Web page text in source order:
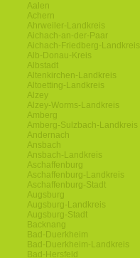
Aalen
Achern
Ahrweiler-Landkreis
Aichach-an-der-Paar
Aichach-Friedberg-Landkreis
Alb-Donau-Kreis
Albstadt
Altenkirchen-Landkreis
Altoetting-Landkreis
Alzey
Alzey-Worms-Landkreis
Amberg
Amberg-Sulzbach-Landkreis
Andernach
Ansbach
Ansbach-Landkreis
Aschaffenburg
Aschaffenburg-Landkreis
Aschaffenburg-Stadt
Augsburg
Augsburg-Landkreis
Augsburg-Stadt
Backnang
Bad-Duerkheim
Bad-Duerkheim-Landkreis
Bad-Hersfeld